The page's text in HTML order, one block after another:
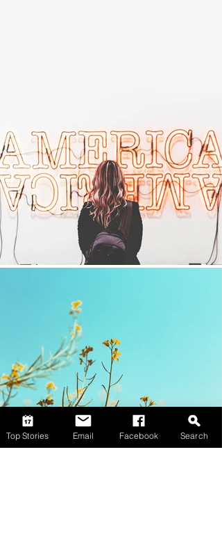
Top Stories Email Facebook Search